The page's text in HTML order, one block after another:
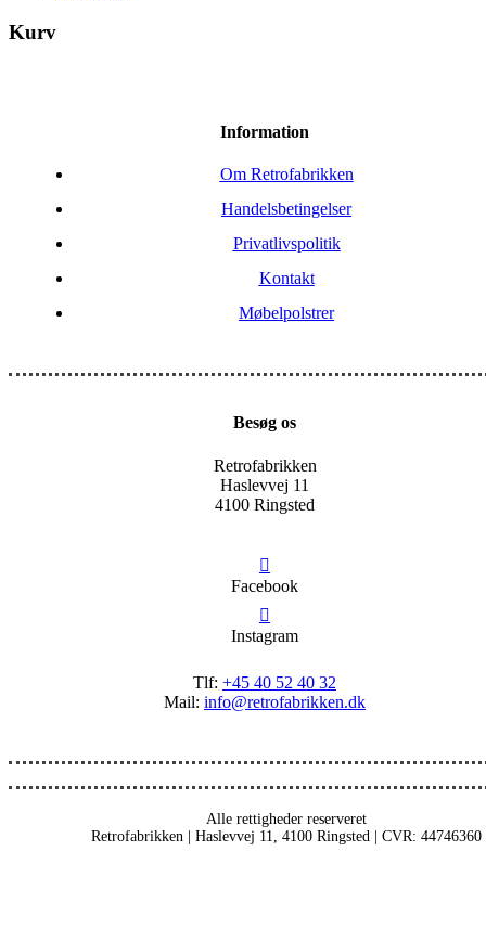
Kurv
Information
Om Retrofabrikken
Handelsbetingelser
Privatlivspolitik
Kontakt
Møbelpolstrer
Besøg os
Retrofabrikken
Haslevvej 11
4100 Ringsted
Facebook
Instagram
Tlf: +45 40 52 40 32
Mail: info@retrofabrikken.dk
Alle rettigheder reserveret
Retrofabrikken | Haslevvej 11, 4100 Ringsted | CVR: 44746360